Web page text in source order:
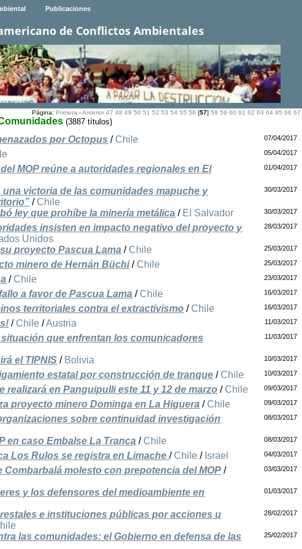
Publicaciones
de Conflictos Ambientales
Página: Primera-Anterior 47 48 49 50 51 52 53 54 55 56 [57] 58 59 60 61 62 63 64 65 66 67
(3887 títulos)
por Octopus / Chile 07/04/2017
05/04/2017
MOP reúne a autoridades regionales en El
01/04/2017
victoria de las comunidades mapuche y
/ Chile
30/03/2017
ley que prohíbe la minería metálica / El Salvador 30/03/2017
insisten en impacto negativo del proyecto y
Unidos
28/03/2017
proyecto Pascua Lama / Chile 25/03/2017
minero de Hernán Büchi/ Chile 25/03/2017
/ Chile 23/03/2017
a favor de Pascua Lama / Chile 16/03/2017
territoriales contra el extractivismo / Chile 16/03/2017
/ Chile /Austria 11/03/2017
que enfrentan los comunicadores
11/03/2017
el TIPNIS / Bolivia 10/03/2017
estatal por construcción de tranque / Chile 10/03/2017
en Panguipulli este 11 y 12 de marzo / Chile 09/03/2017
proyecto minero Dominga en La Higuera / Chile 09/03/2017
sobre continuidad investigación
08/03/2017
en caso Embalse La Tranca / Chile 08/03/2017
Los Rulos se registra en Limache/ Chile / Israel 04/03/2017
molesto con prepotencia del MOP /
03/03/2017
y los defensores del medioambiente en
01/03/2017
e instituciones públicas por acciones u
28/02/2017
las comunidades: el Gobierno en defensa de las
25/02/2017